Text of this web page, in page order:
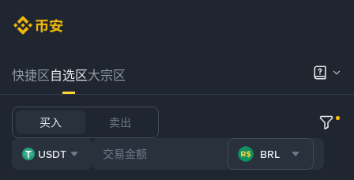
快捷区自选区大宗区
买入 卖出
USDT BRL